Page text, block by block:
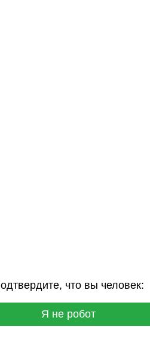
что вы человек:
Я не робот